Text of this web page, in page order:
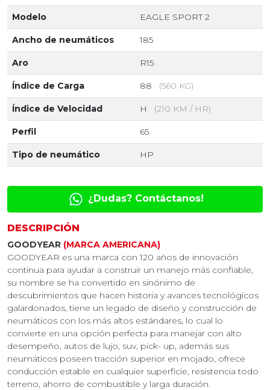
Modelo EAGLE SPORT 2
Ancho de neumáticos 185
Aro R15
Índice de Carga 88 (560 KG)
Índice de Velocidad H (210 KM / HR)
Perfil 65
Tipo de neumático HP
¿Dudas? Contáctanos!
DESCRIPCIÓN
GOODYEAR (MARCA AMERICANA)
GOODYEAR es una marca con 120 años de innovación
continua para ayudar a construir un manejo más confiable,
su nombre se ha convertido en sinónimo de
descubrimientos que hacen historia y avances tecnológicos
galardonados, tiene un legado de diseño y construcción de
neumáticos con los más altos estándares, lo cual lo
convierte en una opción perfecta para manejar con alto
desempeño, autos de lujo, suv, pick- up, además sus
neumáticos poseen tracción superior en mojado, ofrece
conducción estable en cualquier superficie, resistencia todo
terreno, ahorro de combustible y larga duración.